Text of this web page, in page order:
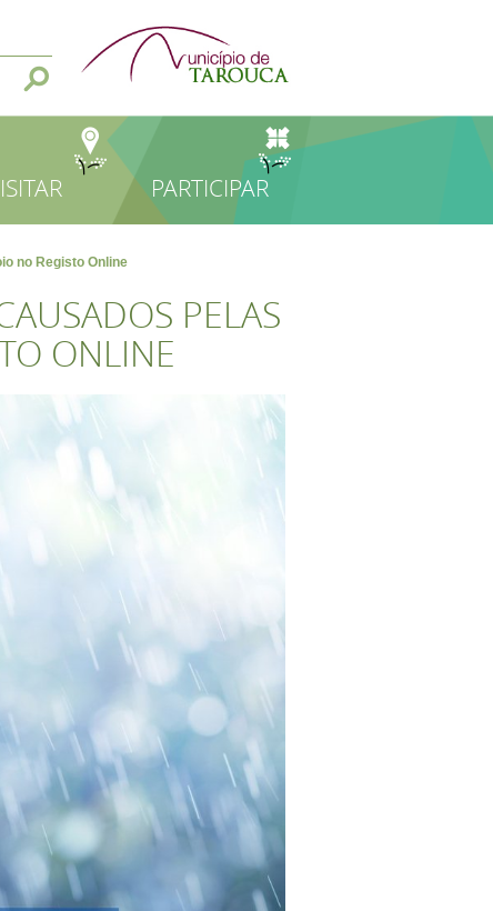
PARTICIPAR
no Registo Online
PELAS
ONLINE